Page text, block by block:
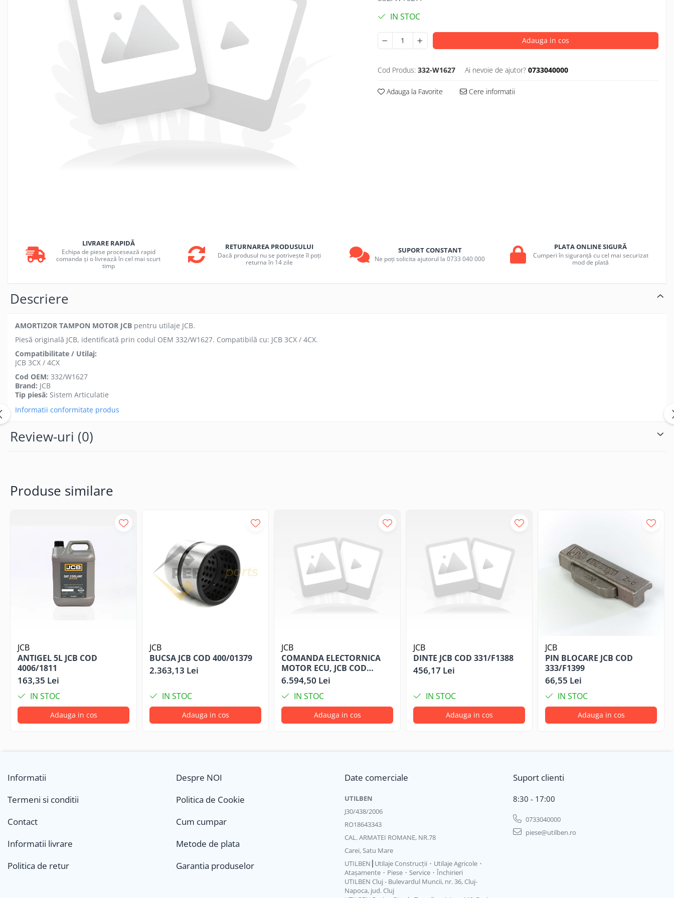
FILTRU HIDRAULIC JCB
FILTRU COMBUSTIBIL JCB
IMPLEMENTE AGRICOLE
IN STOC
Adauga in cos
Cod Produs: 332-W1627 Ai nevoie de ajutor? 0733040000
Adauga la Favorite Cere informatii
LIVRARE RAPIDĂ
Echipa de piese procesează rapid
comanda și o livrează în cel mai scurt
timp
RETURNAREA PRODUSULUI
Dacă produsul nu se potrivește îl poți
returna în 14 zile
SUPORT CONSTANT
Ne poți solicita ajutorul la 0733 040 000
PLATA ONLINE SIGURĂ
Cumperi în siguranță cu cel mai securizat
mod de plată
Descriere
AMORTIZOR TAMPON MOTOR JCB pentru utilaje JCB.
Piesă originală JCB, identificată prin codul OEM 332/W1627. Compatibilă cu: JCB 3CX / 4CX.
Compatibilitate / Utilaj:
JCB 3CX / 4CX
Cod OEM: 332/W1627
Brand: JCB
Tip piesă: Sistem Articulatie
Informatii conformitate produs
Review-uri (0)
Produse similare
JCB
ANTIGEL 5L JCB COD
4006/1811
163,35 Lei
IN STOC
Adauga in cos
JCB
BUCSA JCB COD 400/01379
2.363,13 Lei
IN STOC
Adauga in cos
JCB
COMANDA ELECTORNICA
MOTOR ECU, JCB COD
334/T3460
6.594,50 Lei
IN STOC
Adauga in cos
JCB
DINTE JCB COD 331/F1388
456,17 Lei
IN STOC
Adauga in cos
JCB
PIN BLOCARE JCB COD
333/F1399
66,55 Lei
IN STOC
Adauga in cos
Informatii
Termeni si conditii
Contact
Informatii livrare
Politica de retur
Despre NOI
Politica de Cookie
Cum cumpar
Metode de plata
Garantia produselor
Date comerciale
UTILBEN
J30/438/2006
RO18643343
CAL. ARMATEI ROMANE, NR.78
Carei, Satu Mare
UTILBEN┃Utilaje Construcții・Utilaje Agricole・
Atașamente・Piese・Service・Închirieri
UTILBEN Cluj - Bulevardul Muncii, nr. 36, Cluj-
Napoca, jud. Cluj
Suport clienti
8:30 - 17:00
0733040000
piese@utilben.ro